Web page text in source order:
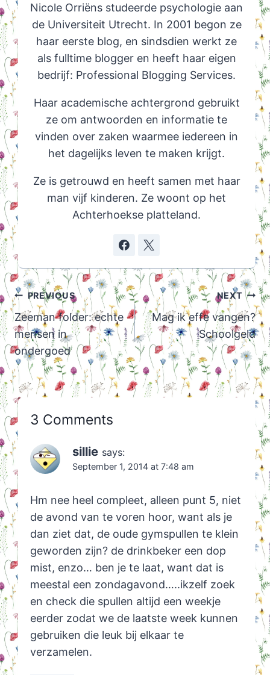
Nicole Orriëns studeerde psychologie aan
de Universiteit Utrecht. In 2001 begon ze
haar eerste blog, en sindsdien werkt ze
als fulltime blogger en heeft haar eigen
bedrijf: Professional Blogging Services.
Haar academische achtergrond gebruikt
ze om antwoorden en informatie te
vinden over zaken waarmee iedereen in
het dagelijks leven te maken krijgt.
Ze is getrouwd en heeft samen met haar
man vijf kinderen. Ze woont op het
Achterhoekse platteland.
Post
navigation
PREVIOUS
Zeeman folder: echte
mensen in
ondergoed
NEXT
Mag ik effe vangen?
Schoolgeld
3 Comments
sillie says:
September 1, 2014 at 7:48 am
Hm nee heel compleet, alleen punt 5, niet
de avond van te voren hoor, want als je
dan ziet dat, de oude gymspullen te klein
geworden zijn? de drinkbeker een dop
mist, enzo… ben je te laat, want dat is
meestal een zondagavond…..ikzelf zoek
en check die spullen altijd een weekje
eerder zodat we de laatste week kunnen
gebruiken die leuk bij elkaar te
verzamelen.